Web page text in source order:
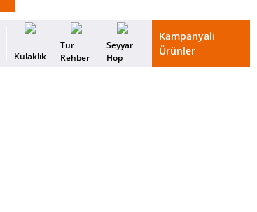
Kulaklık
Tur
Rehber
Seyyar
Hop
Kampanyalı
Ürünler